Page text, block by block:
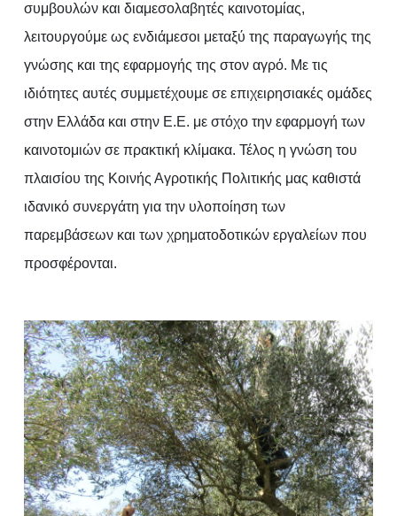
συμβουλών και διαμεσολαβητές καινοτομίας,
λειτουργούμε ως ενδιάμεσοι μεταξύ της παραγωγής της
γνώσης και της εφαρμογής της στον αγρό. Με τις
ιδιότητες αυτές συμμετέχουμε σε επιχειρησιακές ομάδες
στην Ελλάδα και στην Ε.Ε. με στόχο την εφαρμογή των
καινοτομιών σε πρακτική κλίμακα. Τέλος η γνώση του
πλαισίου της Κοινής Αγροτικής Πολιτικής μας καθιστά
ιδανικό συνεργάτη για την υλοποίηση των
παρεμβάσεων και των χρηματοδοτικών εργαλείων που
προσφέρονται.